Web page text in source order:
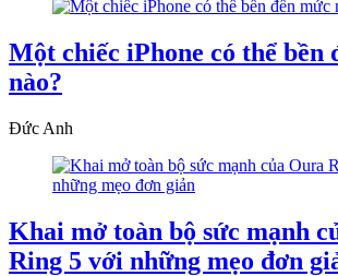
Một chiếc iPhone có thể bền
nào?
Đức Anh
Khai mở toàn bộ sức mạnh
Ring 5 với những mẹo đơn